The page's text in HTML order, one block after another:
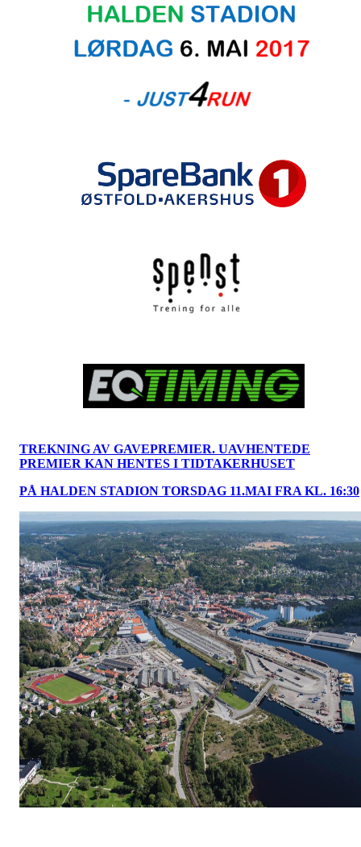
TREKNING AV GAVEPREMIER. UAVHENTEDE
PREMIER KAN HENTES I TIDTAKERHUSET
PÅ HALDEN STADION TORSDAG 11.MAI FRA KL. 16:30